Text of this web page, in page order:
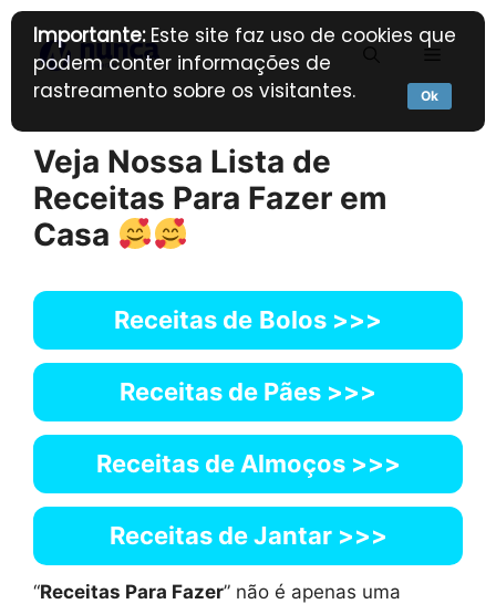
Pular
para
conteúdo
Veja Nossa Lista de
Receitas Para Fazer em
Casa
Receitas de Bolos >>>
Receitas de Pães >>>
Receitas de Almoços >>>
Receitas de Jantar >>>
“Receitas Para Fazer” não é apenas uma
Importante:Este site faz uso de cookies que
podem conter informações de
rastreamento sobre os visitantes.
Ok